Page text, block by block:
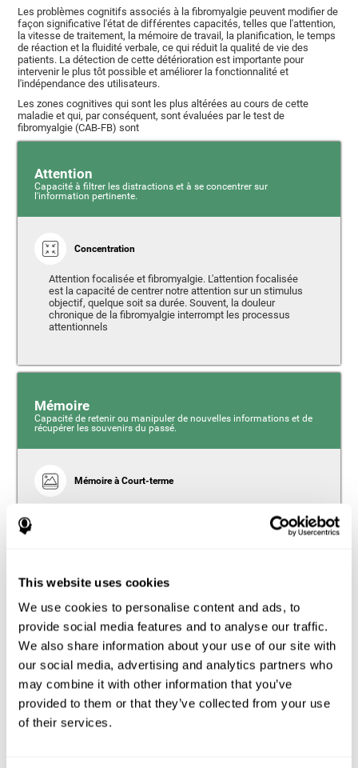
This website uses cookies
We use cookies to personalise content and ads, to
provide social media features and to analyse our traffic.
We also share information about your use of our site with
our social media, advertising and analytics partners who
may combine it with other information that you’ve
provided to them or that they’ve collected from your use
of their services.
Les problèmes cognitifs associés à la fibromyalgie peuvent modifier de
façon significative l'état de différentes capacités, telles que l'attention,
la vitesse de traitement, la mémoire de travail, la planification, le temps
de réaction et la fluidité verbale, ce qui réduit la qualité de vie des
patients. La détection de cette détérioration est importante pour
intervenir le plus tôt possible et améliorer la fonctionnalité et
l'indépendance des utilisateurs.
Les zones cognitives qui sont les plus altérées au cours de cette
maladie et qui, par conséquent, sont évaluées par le test de
fibromyalgie (CAB-FB) sont
Attention
Capacité à filtrer les distractions et à se concentrer sur
l'information pertinente.
Concentration
Attention focalisée et fibromyalgie. L'attention focalisée
est la capacité de centrer notre attention sur un stimulus
objectif, quelque soit sa durée. Souvent, la douleur
chronique de la fibromyalgie interrompt les processus
attentionnels
Mémoire
Capacité de retenir ou manipuler de nouvelles informations et de
récupérer les souvenirs du passé.
Mémoire à Court-terme
court terme est la capacité de conserver une petite
touchées par la fibromyalgie, ainsi que plusieurs de ses
Mémoire de Travail
La mémoire de travail, également appelée mémoire
opérative, peut être définie comme l'ensemble des
processus qui nous permettent de stocker et de
manipuler temporairement des informations pour
effectuer des tâches cognitives complexes telles que la
compréhension du langage, la lecture, les compétences